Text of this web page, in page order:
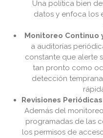
Una política bien
datos y enfoca los
Monitoreo Continuo
a auditorías
constante que alerte
tan pronto como
detección
Revisiones
Además del
programadas de las
los permisos de